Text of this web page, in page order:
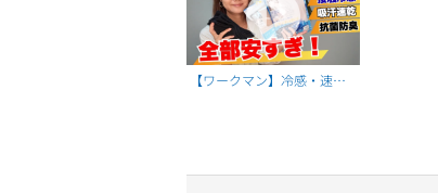
【ワークマン】冷感・速